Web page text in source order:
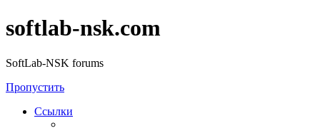
softlab-nsk.com
SoftLab-NSK forums
Пропустить
Ссылки